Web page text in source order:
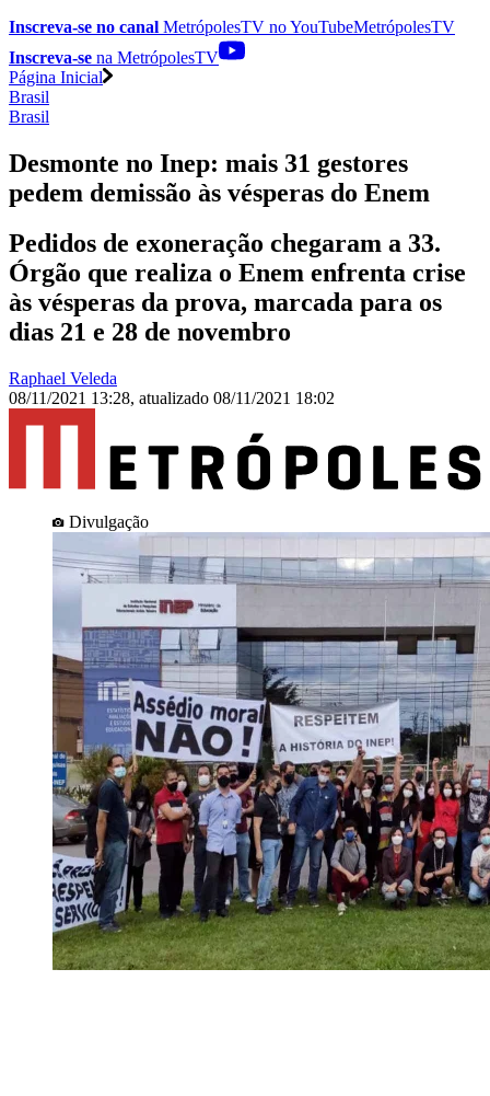
Inscreva-se no canal MetrópolesTV noYouTubeMetrópolesTV
Inscreva-se na MetrópolesTV
Página Inicial
Brasil
Brasil
Desmonte no Inep: mais 31 gestores
pedem demissão às vésperas do Enem
Pedidos de exoneração chegaram a 33.
Órgão que realiza o Enem enfrenta crise
às vésperas da prova, marcada para os
dias 21 e 28 de novembro
Raphael Veleda
08/11/2021 13:28, atualizado 08/11/2021 18:02
Divulgação